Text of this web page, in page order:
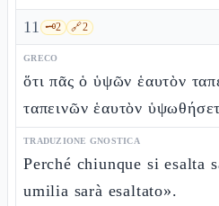
11 🗝️2 🔗2
GRECO
ὅτι πᾶς ὁ ὑψῶν ἑαυτὸν
ταπεινῶν ἑαυτὸν
TRADUZIONE GNOSTICA
Perché chiunque si esalta
umilia sarà esaltato».